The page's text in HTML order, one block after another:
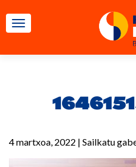
TOGGLE NAVIGATION
4 martxoa, 2022 | Sailkatu